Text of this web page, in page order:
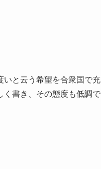
いと云う希望を合衆国で充
く書き、その態度も低調で